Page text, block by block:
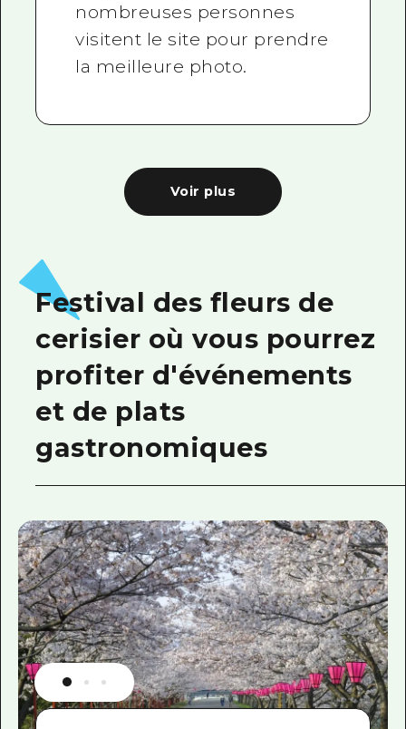
nombreuses personnes
visitent le site pour prendre
la meilleure photo.
Voir plus
Festival des fleurs de
cerisier où vous pourrez
profiter d'événements
et de plats
gastronomiques